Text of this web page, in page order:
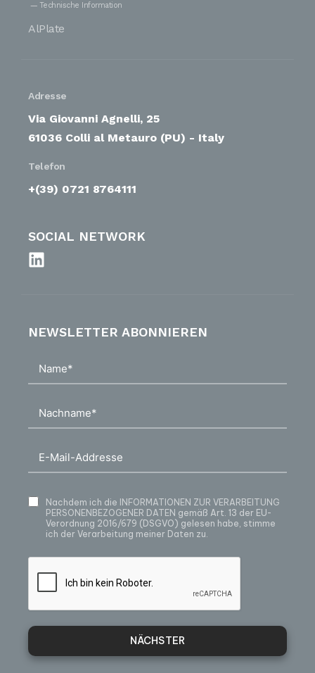
Technische Information
AlPlate
Adresse
Via Giovanni Agnelli, 25
61036 Colli al Metauro (PU) - Italy
Telefon
+(39) 0721 8764111
SOCIAL NETWORK
NEWSLETTER ABONNIEREN
Nachdem ich die INFORMATIONEN ZUR VERARBEITUNG
PERSONENBEZOGENER DATEN gemäß Art. 13 der EU-
Verordnung 2016/679 (DSGVO) gelesen habe, stimme
ich der Verarbeitung meiner Daten zu.
NÄCHSTER